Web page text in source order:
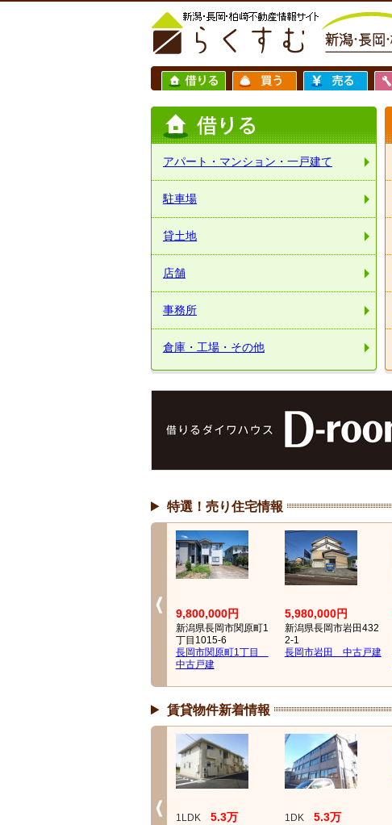
アパート・マンション・一戸建て
駐車場
貸土地
店舗
事務所
倉庫・工場・その他
特選！売り住宅情報
9,800,000円
新潟県長岡市関原町1
丁目1015-6
長岡市関原町1丁目
中古戸建
5,980,000円
新潟県長岡市岩田432
2-1
長岡市岩田 中古戸建
賃貸物件新着情報
1LDK 5.3万 1DK 5.3万